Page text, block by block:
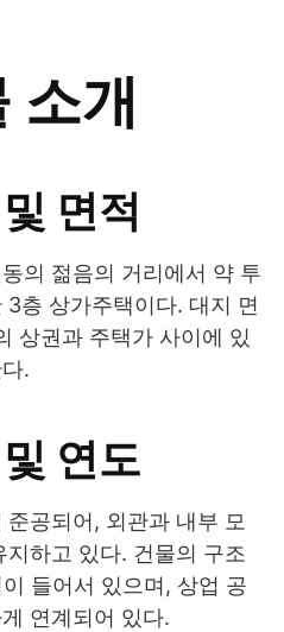
소개
면적
의 젊음의 거리에서 약 투
층 상가주택이다. 대지 면
상권과 주택가 사이에 있
.
연도
공되어, 외관과 내부 모
하고 있다. 건물의 구조
들어서 있으며, 상업 공
연계되어 있다.